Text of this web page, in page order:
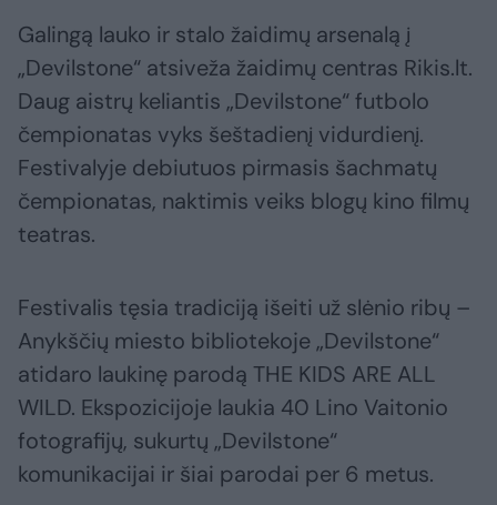
Galingą lauko ir stalo žaidimų arsenalą į
„Devilstone“ atsiveža žaidimų centras Rikis.lt.
Daug aistrų keliantis „Devilstone“ futbolo
čempionatas vyks šeštadienį vidurdienį.
Festivalyje debiutuos pirmasis šachmatų
čempionatas, naktimis veiks blogų kino filmų
teatras.
Festivalis tęsia tradiciją išeiti už slėnio ribų –
Anykščių miesto bibliotekoje „Devilstone“
atidaro laukinę parodą THE KIDS ARE ALL
WILD. Ekspozicijoje laukia 40 Lino Vaitonio
fotografijų, sukurtų „Devilstone“
komunikacijai ir šiai parodai per 6 metus.